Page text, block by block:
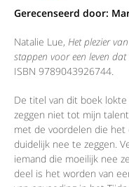
Gerecenseerd door:
Natalie Lue, Het plezier
stappen voor een leven
ISBN 9789043926744.
De titel van dit boek
zeggen niet tot mijn
met de voordelen die
duidelijk nee te zeggen.
iemand die moeilijk nee
deel is het worden van